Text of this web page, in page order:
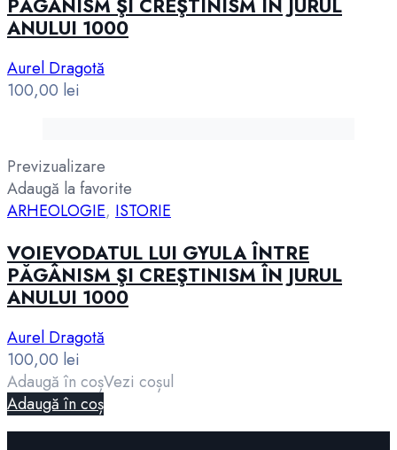
PĂGÂNISM ŞI CREŞTINISM ÎN JURUL
ANULUI 1000
Aurel Dragotă
100,00 lei
Previzualizare
Adaugă la favorite
ARHEOLOGIE, ISTORIE
VOIEVODATUL LUI GYULA ÎNTRE
PĂGÂNISM ŞI CREŞTINISM ÎN JURUL
ANULUI 1000
Aurel Dragotă
100,00 lei
Adaugă în coșVezi coșul
Adaugă în coș